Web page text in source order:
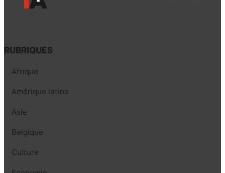
RUBRIQUES
Afrique
Amérique latine
Asie
Belgique
Culture